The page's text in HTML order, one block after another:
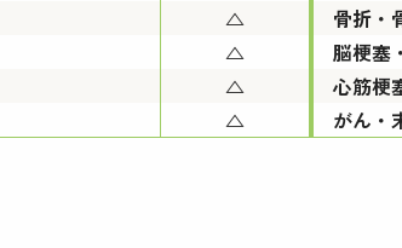
△
△
△
△
骨折・
脳梗塞
心筋梗
がん・